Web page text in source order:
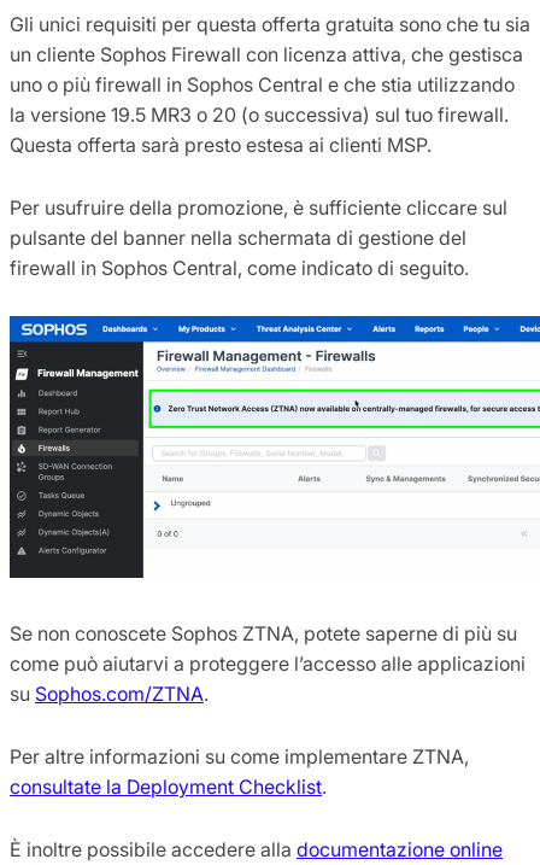
Gli unici requisiti per questa offerta gratuita sono che tu sia
un cliente Sophos Firewall con licenza attiva, che gestisca
uno o più firewall in Sophos Central e che stia utilizzando
la versione 19.5 MR3 o 20 (o successiva) sul tuo firewall.
Questa offerta sarà presto estesa ai clienti MSP.
Per usufruire della promozione, è sufficiente cliccare sul
pulsante del banner nella schermata di gestione del
firewall in Sophos Central, come indicato di seguito.
Se non conoscete Sophos ZTNA, potete saperne di più su
come può aiutarvi a proteggere l’accesso alle applicazioni
su Sophos.com/ZTNA.
Per altre informazioni su come implementare ZTNA,
consultate la Deployment Checklist.
È inoltre possibile accedere alla documentazione online